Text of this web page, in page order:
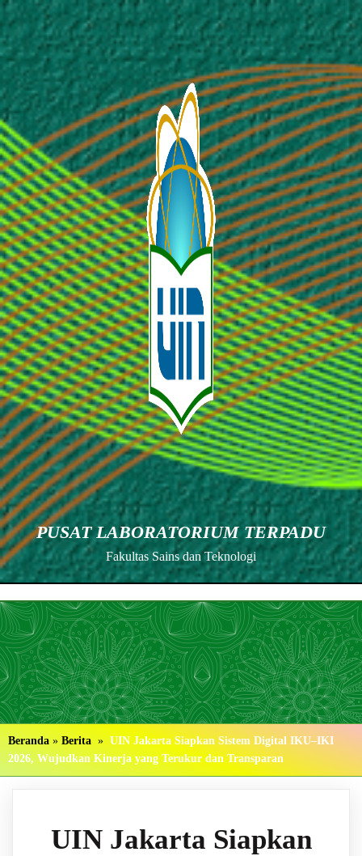
PUSAT LABORATORIUM TERPADU
Fakultas Sains dan Teknologi
Beranda » Berita » UIN Jakarta Siapkan Sistem Digital IKU–IKI
2026, Wujudkan Kinerja yang Terukur dan Transparan
UIN Jakarta Siapkan